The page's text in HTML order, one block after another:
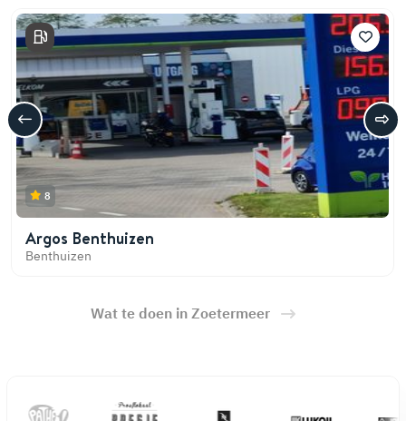
8
Argos Benthuizen
Benthuizen
Wat te doen in Zoetermeer